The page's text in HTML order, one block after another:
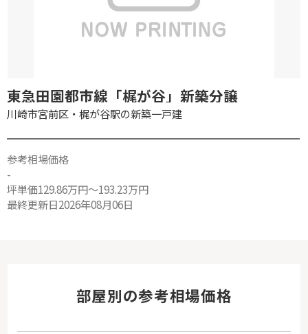
東急田園都市線「梶が谷」新築分譲
川崎市宮前区・梶が谷駅の新築一戸建
参考相場価格
-
坪単価129.86万円～193.23万円
最終更新日2026年08月06日
部屋別の参考相場価格